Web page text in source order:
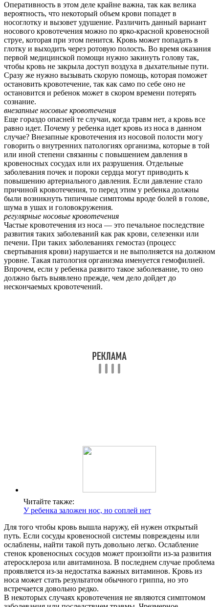
Оперативность в этом деле крайне важна, так как велика
вероятность, что некоторый объем крови попадет в
носоглотку и вызовет удушение. Различить данный вариант
носового кровотечения можно по ярко-красной кровеносной
струе, которая при этом пенится. Кровь может попадать в
глотку и выходить через ротовую полость. Во время оказания
первой медицинской помощи нужно закинуть голову так,
чтобы кровь не закрыла доступ воздуха в дыхательные пути.
Сразу же нужно вызывать скорую помощь, которая поможет
остановить кровотечение, так как само по себе оно не
остановится и ребенок может в скором времени потерять
сознание.
внезапные носовые кровотечения
Еще гораздо опасней те случаи, когда травм нет, а кровь все
равно идет. Почему у ребенка идет кровь из носа в данном
случае? Внезапные кровотечения из носовой полости могу
говорить о внутренних патологиях организма, которые в той
или иной степени связанны с повышением давления в
кровеносных сосудах или их разрушения. Отдельные
заболевания почек и пороки сердца могут приводить к
повышению артериального давления. Если давление стало
причиной кровотечения, то перед этим у ребенка должны
были возникнуть типичные симптомы вроде болей в голове,
шума в ушах и головокружения.
регулярные носовые кровотечения
Частые кровотечения из носа — это печальное последствие
развития таких заболеваний как рак крови, селезенки или
печени. При таких заболеваниях гемостаз (процесс
свертывания крови) нарушается и не выполняется на должном
уровне. Такая патология организма именуется гемофилией.
Впрочем, если у ребенка развито такое заболевание, то оно
должно быть выявлено прежде, чем дело дойдет до
нескончаемых кровотечений.
Читайте также:
У ребенка заложен нос, но соплей нет
Для того чтобы кровь вышла наружу, ей нужен открытый
путь. Если сосуды кровеносной системы повреждены или
ослаблены, найти такой путь довольно легко. Ослабление
стенок кровеносных сосудов может произойти из-за развития
атеросклероза или авитаминоза. В последнем случае проблема
проявляется из-за недостатка важных витаминов. Кровь из
носа может стать результатом обычного гриппа, но это
встречается довольно редко.
В некоторых случаях кровотечения не являются симптомом